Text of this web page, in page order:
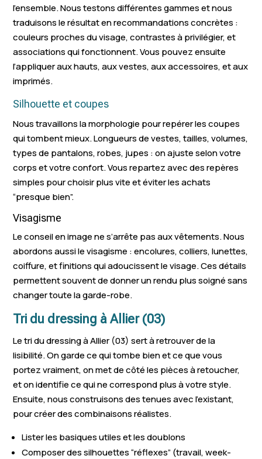
l’ensemble. Nous testons différentes gammes et nous
traduisons le résultat en recommandations concrètes :
couleurs proches du visage, contrastes à privilégier, et
associations qui fonctionnent. Vous pouvez ensuite
l’appliquer aux hauts, aux vestes, aux accessoires, et aux
imprimés.
Silhouette et coupes
Nous travaillons la morphologie pour repérer les coupes
qui tombent mieux. Longueurs de vestes, tailles, volumes,
types de pantalons, robes, jupes : on ajuste selon votre
corps et votre confort. Vous repartez avec des repères
simples pour choisir plus vite et éviter les achats
“presque bien”.
Visagisme
Le conseil en image ne s’arrête pas aux vêtements. Nous
abordons aussi le visagisme : encolures, colliers, lunettes,
coiffure, et finitions qui adoucissent le visage. Ces détails
permettent souvent de donner un rendu plus soigné sans
changer toute la garde-robe.
Tri du dressing à Allier (03)
Le tri du dressing à Allier (03) sert à retrouver de la
lisibilité. On garde ce qui tombe bien et ce que vous
portez vraiment, on met de côté les pièces à retoucher,
et on identifie ce qui ne correspond plus à votre style.
Ensuite, nous construisons des tenues avec l’existant,
pour créer des combinaisons réalistes.
Lister les basiques utiles et les doublons
Composer des silhouettes “réflexes” (travail, week-